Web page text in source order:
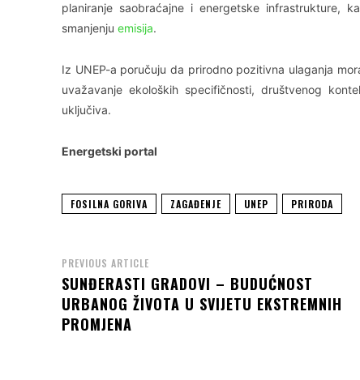
planiranje saobraćajne i energetske infrastrukture,
smanjenju emisija.
Iz UNEP-a poručuju da prirodno pozitivna ulaganja
uvažavanje ekoloških specifičnosti, društvenog
uključiva.
Energetski portal
FOSILNA GORIVA ZAGAĐENJE UNEP PRIRODA
PREVIOUS ARTICLE
SUNĐERASTI GRADOVI – BUDUĆNOST
URBANOG ŽIVOTA U SVIJETU EKSTREMNIH
PROMJENA